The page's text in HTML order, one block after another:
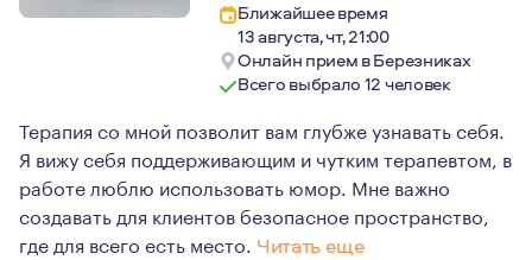
Ближайшее время
13 августа, чт, 21:00
Онлайн прием в Березниках
Всего выбрало 12 человек
Терапия со мной позволит вам глубже узнавать себя.
Я вижу себя поддерживающим и чутким терапевтом, в
работе люблю использовать юмор. Мне важно
создавать для клиентов безопасное пространство,
где для всего есть место. Читать еще